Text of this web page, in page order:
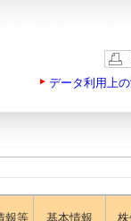
データ利用上
報等 基本情報